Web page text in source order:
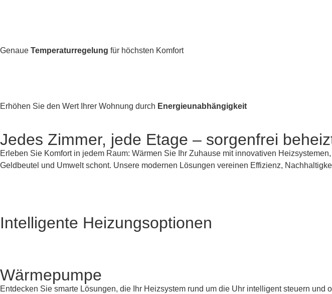
Genaue Temperaturregelung für höchsten Komfort
Erhöhen Sie den Wert Ihrer Wohnung durch Energieunabhängigkeit
Jedes Zimmer, jede Etage – sorgenfrei
Erleben Sie Komfort in jedem Raum: Wärmen Sie Ihr Zuhause mit innovativen
Geldbeutel und Umwelt schont. Unsere modernen Lösungen vereinen Effizienz,
Intelligente Heizungsoptionen
Wärmepumpe
Entdecken Sie smarte Lösungen, die Ihr Heizsystem rund um die Uhr intelligent steuern